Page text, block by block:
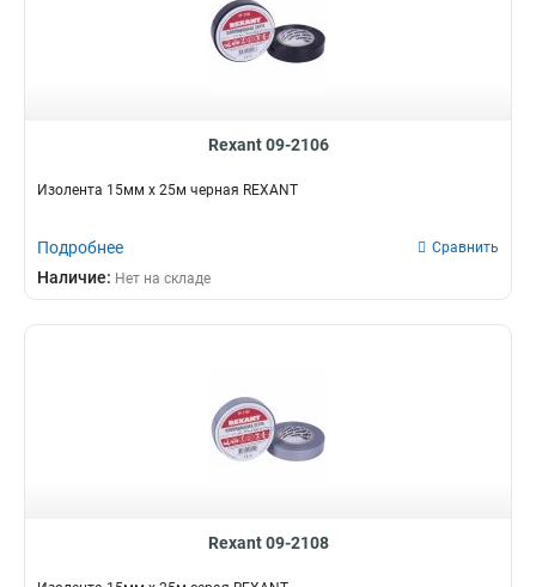
Rexant 09-2106
Изолента 15мм х 25м черная REXANT
Подробнее Сравнить
Наличие: Нет на складе
Rexant 09-2108